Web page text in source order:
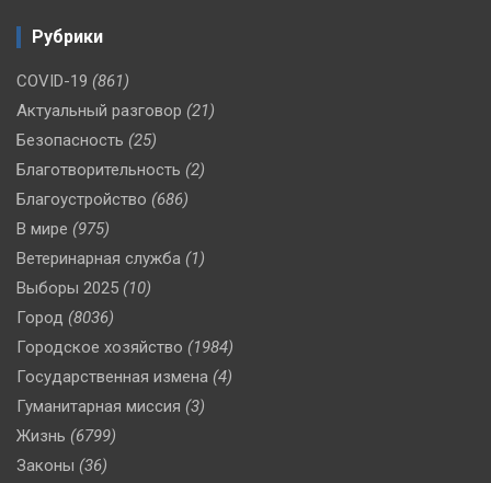
Рубрики
COVID-19 (861)
Актуальный разговор (21)
Безопасность (25)
Благотворительность (2)
Благоустройство (686)
В мире (975)
Ветеринарная служба (1)
Выборы 2025 (10)
Город (8036)
Городское хозяйство (1984)
Государственная измена (4)
Гуманитарная миссия (3)
Жизнь (6799)
Законы (36)